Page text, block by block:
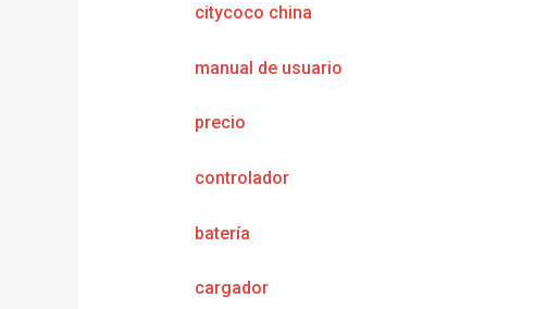
citycoco china
manual de usuario
precio
controlador
batería
cargador